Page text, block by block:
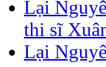
Lại
thi sĩ
Lại